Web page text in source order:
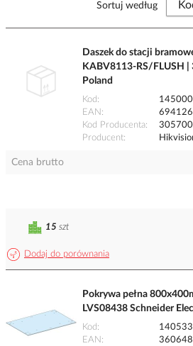
Sortuj według
Daszek do stacji
KABV8113-RS/FLUSH
Poland
Kod
EAN
Kod Producenta
Producent
Cena brutto
Dodaj do porównania
15 szt
Pokrywa pełna
LVS08438 Schneider
Kod
EAN